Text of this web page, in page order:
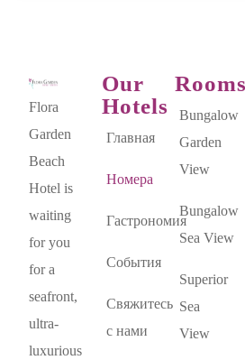
Flora
Garden
Beach
Hotel is
waiting
for you
for a
seafront,
ultra-
luxurious
Our
Hotels
Главная
Номера
Гастрономия
События
Свяжитесь
с нами
Rooms
Bungalow
Garden
View
Bungalow
Sea View
Superior
Sea
View